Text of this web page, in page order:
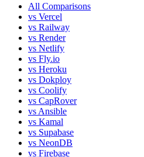
All Comparisons
vs Vercel
vs Railway
vs Render
vs Netlify
vs Fly.io
vs Heroku
vs Dokploy
vs Coolify
vs CapRover
vs Ansible
vs Kamal
vs Supabase
vs NeonDB
vs Firebase